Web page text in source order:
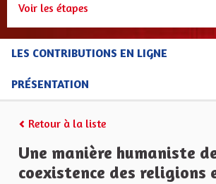
Voir les étapes
LES CONTRIBUTIONS EN LIGNE
PRÉSENTATION
Retour à la liste
Une manière humaniste
coexistence des religions